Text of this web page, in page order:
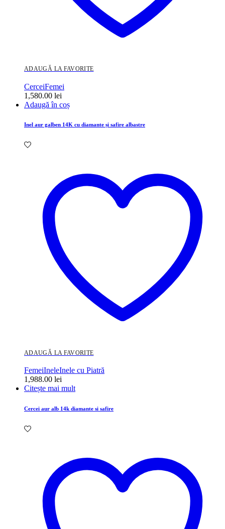
ADAUGĂ LA FAVORITE
CerceiFemei
1,580.00 lei
Adaugă în coș
Inel aur galben 14K cu diamante și safire albastre
ADAUGĂ LA FAVORITE
FemeiIneleInele cu Piatră
1,988.00 lei
Citește mai mult
Cercei aur alb 14k diamante si safire